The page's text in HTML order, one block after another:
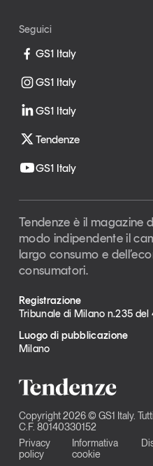
Seguici
GS1 Italy
GS1 Italy
GS1 Italy
Tendenze
GS1 Italy
Tendenze è il magazine
modo indipendente il
largo consumo e
consumatori.
Registrazione
Tribunale di Milano n.235
Luogo di pubblicazione
Milano
Copyright 2026 © GS1 Italy.
C.F. 80140330152
Privacy
policy
Informativa
cookie